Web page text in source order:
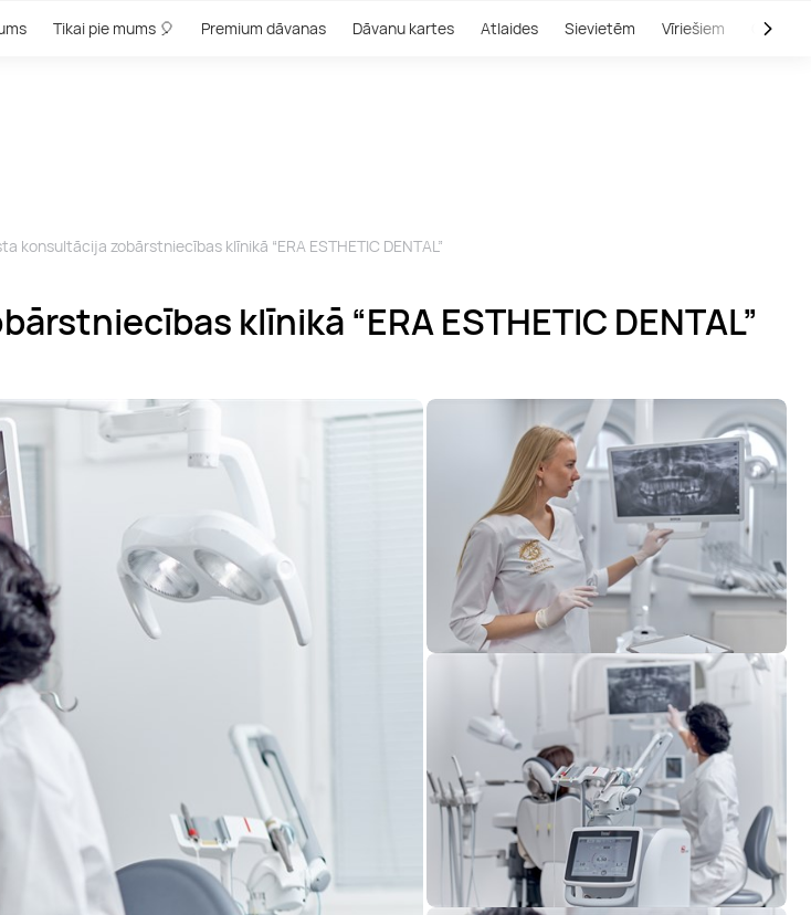
Tikai pie mums 🎈 Premium dāvanas Dāvanu kartes Atlaides Sievietēm Vīriešiem Outlet
konsultācija zobārstniecības klīnikā “ERA ESTHETIC DENTAL”
klīnikā “ERA ESTHETIC DENTAL”